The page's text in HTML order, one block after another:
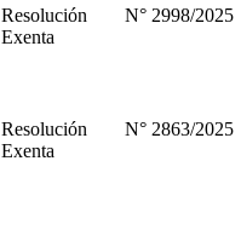
Resolución
Exenta
N° 2998/2025
Resolución
Exenta
N° 2863/2025